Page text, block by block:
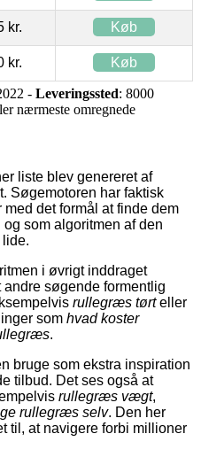
kr. Køb
kr. Køb
- Leveringssted: 8000
nærmeste omregnede
liste blev genereret af
Søgemotoren har faktisk
det formål at finde dem
som algoritmen af den
i øvrigt inddraget
søgende formentlig
rullegræs tørteller
som hvad koster
.
bruge som ekstra inspiration
tilbud. Det ses også at
rullegræs vægt,
rullegræs selv. Den her
til, at navigere forbi millioner